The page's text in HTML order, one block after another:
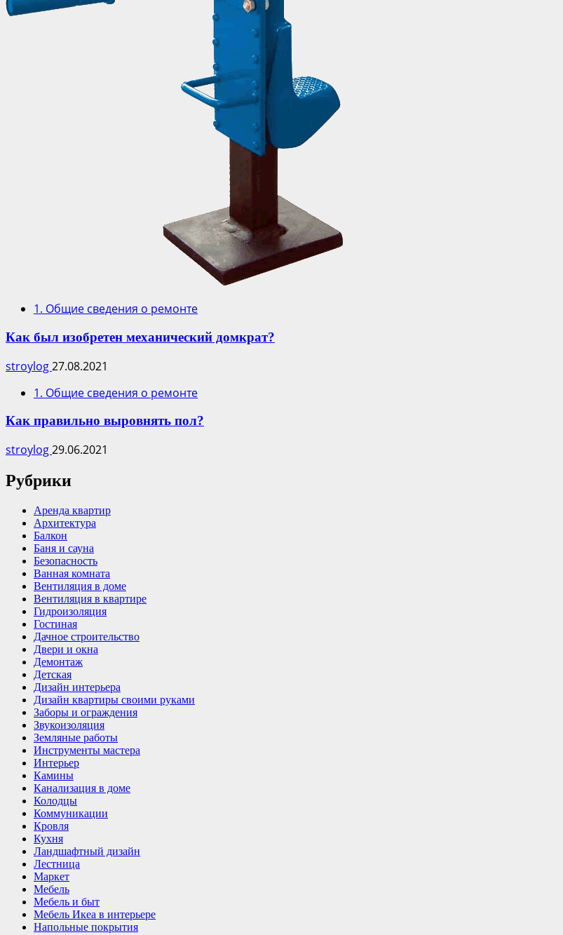
1. Общие сведения о ремонте
Как был изобретен механический домкрат?
stroylog27.08.2021
1. Общие сведения о ремонте
Как правильно выровнять пол?
stroylog29.06.2021
Рубрики
Аренда квартир
Архитектура
Балкон
Баня и сауна
Безопасность
Ванная комната
Вентиляция в доме
Вентиляция в квартире
Гидроизоляция
Гостиная
Дачное строительство
Двери и окна
Демонтаж
Детская
Дизайн интерьера
Дизайн квартиры своими руками
Заборы и ограждения
Звукоизоляция
Земляные работы
Инструменты мастера
Интерьер
Камины
Канализация в доме
Колодцы
Коммуникации
Кровля
Кухня
Ландшафтный дизайн
Лестница
Маркет
Мебель
Мебель и быт
Мебель Икеа в интерьере
Напольные покрытия